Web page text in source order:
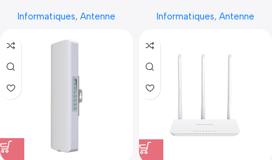
Informatiques, Antenne Informatiques, Antenne